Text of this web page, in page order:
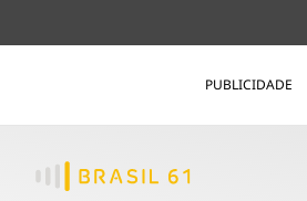
PUBLICIDADE